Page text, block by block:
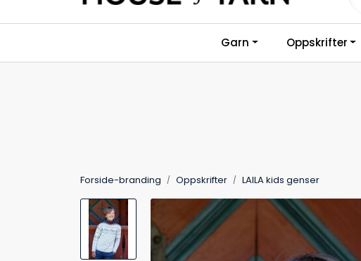
Skip to main content
Garn Oppskrifter
Forside-branding Oppskrifter LAILA kids genser